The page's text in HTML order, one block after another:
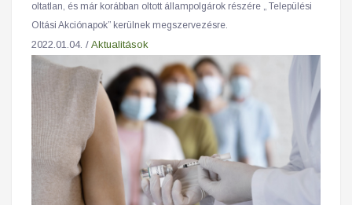
oltatlan, és már korábban oltott állampolgárok részére „ Települési
Oltási Akciónapok” kerülnek megszervezésre.
2022.01.04. / Aktualitások